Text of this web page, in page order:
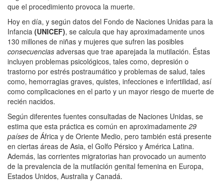
que el procedimiento provoca la muerte.
Hoy en día, y según datos del Fondo de Naciones Unidas para la
Infancia (UNICEF), se calcula que hay aproximadamente unos
130 millones de niñas y mujeres que sufren las posibles
consecuencias adversas que trae aparejada la mutilación. Éstas
incluyen problemas psicológicos, tales como, depresión o
trastorno por estrés postraumático y problemas de salud, tales
como, hemorragias graves, quistes, infecciones e infertilidad, así
como complicaciones en el parto y un mayor riesgo de muerte de
recién nacidos.
Según diferentes fuentes consultadas de Naciones Unidas, se
estima que esta práctica es común en aproximadamente 29
países de África y de Oriente Medio, pero también está presente
en ciertas áreas de Asia, el Golfo Pérsico y América Latina.
Además, las corrientes migratorias han provocado un aumento
de la prevalencia de la mutilación genital femenina en Europa,
Estados Unidos, Australia y Canadá.